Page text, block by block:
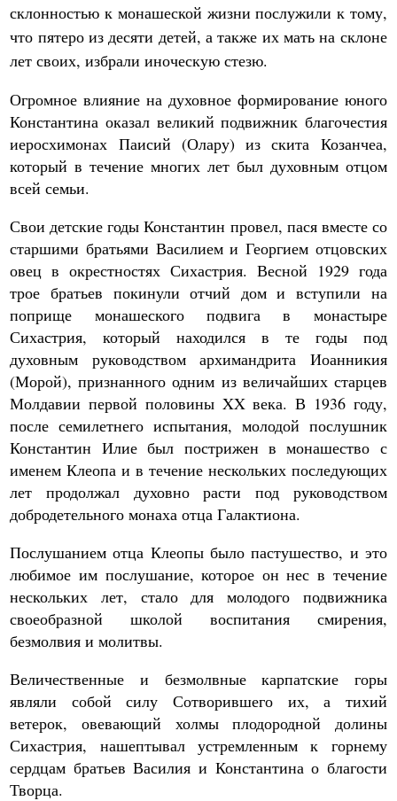
склонностью к монашеской жизни послужили к тому,
что пятеро из десяти детей, а также их мать на склоне
лет своих, избрали иноческую стезю.
Огромное влияние на духовное формирование юного
Константина оказал великий подвижник благочестия
иеросхимонах Паисий (Олару) из скита Козанчеа,
который в течение многих лет был духовным отцом
всей семьи.
Свои детские годы Константин провел, пася вместе со
старшими братьями Василием и Георгием отцовских
овец в окрестностях Сихастрия. Весной 1929 года
трое братьев покинули отчий дом и вступили на
поприще монашеского подвига в монастыре
Сихастрия, который находился в те годы под
духовным руководством архимандрита Иоанникия
(Морой), признанного одним из величайших старцев
Молдавии первой половины XX века. В 1936 году,
после семилетнего испытания, молодой послушник
Константин Илие был пострижен в монашество с
именем Клеопа и в течение нескольких последующих
лет продолжал духовно расти под руководством
добродетельного монаха отца Галактиона.
Послушанием отца Клеопы было пастушество, и это
любимое им послушание, которое он нес в течение
нескольких лет, стало для молодого подвижника
своеобразной школой воспитания смирения,
безмолвия и молитвы.
Величественные и безмолвные карпатские горы
являли собой силу Сотворившего их, а тихий
ветерок, овевающий холмы плодородной долины
Сихастрия, нашептывал устремленным к горнему
сердцам братьев Василия и Константина о благости
Творца.